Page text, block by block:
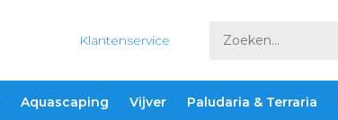
Klantenservice
Aquascaping Vijver Paludaria & Terraria